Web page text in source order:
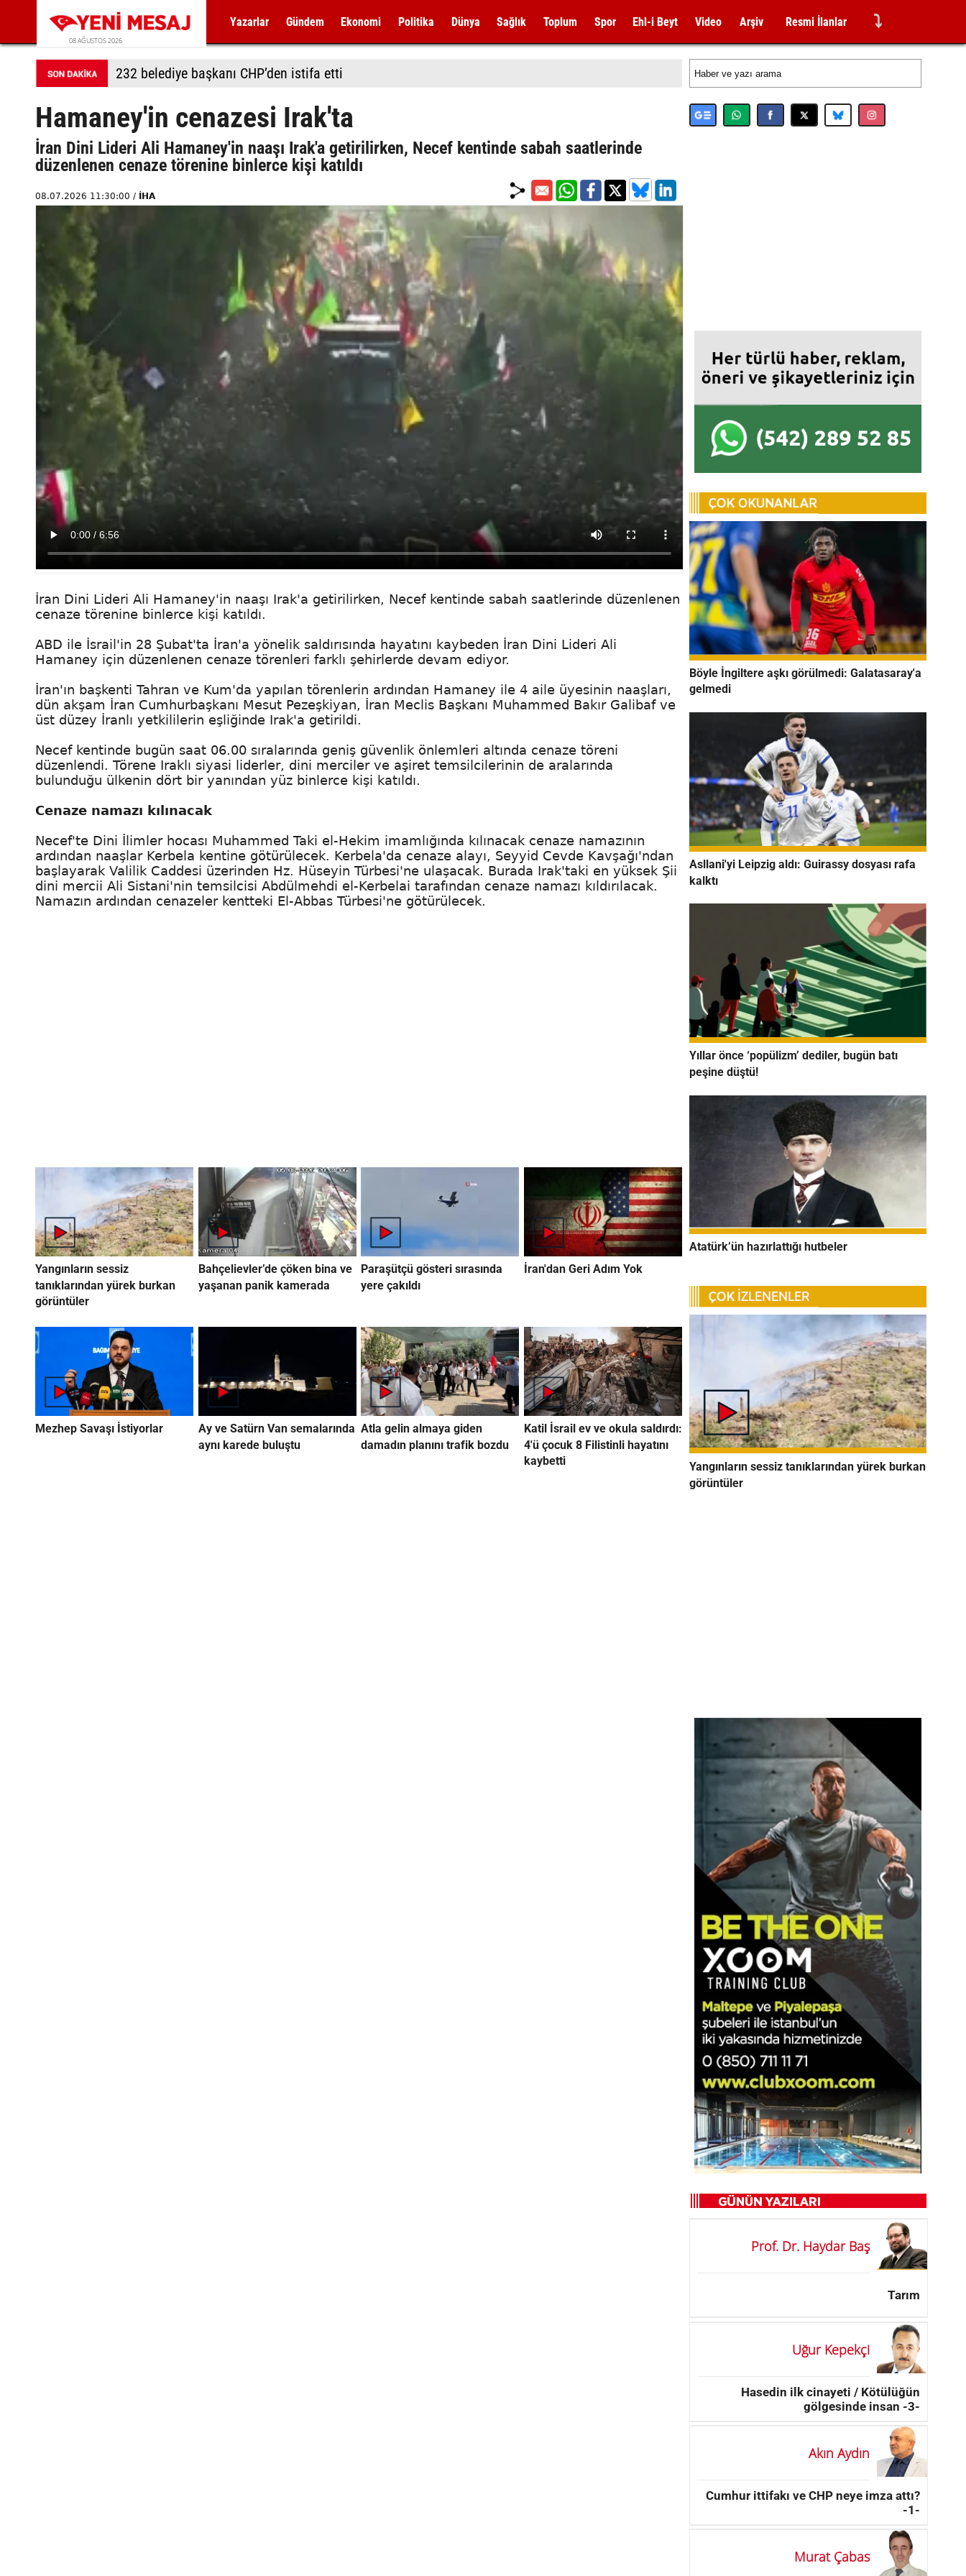
08 AĞUSTOS 2026
Yazarlar Gündem Ekonomi Politika Dünya Sağlık Toplum Spor Ehl-i Beyt Video Arşiv Resmi İlanlar ⤵
232 belediye başkanı CHP’den istifa etti
Hamaney'in cenazesi Irak'ta
İran Dini Lideri Ali Hamaney'in naaşı Irak'a getirilirken, Necef kentinde sabah saatlerinde
düzenlenen cenaze törenine binlerce kişi katıldı
08.07.2026 11:30:00 / İHA
İran Dini Lideri Ali Hamaney'in naaşı Irak'a getirilirken, Necef kentinde sabah saatlerinde düzenlenen
cenaze törenine binlerce kişi katıldı.
ABD ile İsrail'in 28 Şubat'ta İran'a yönelik saldırısında hayatını kaybeden İran Dini Lideri Ali
Hamaney için düzenlenen cenaze törenleri farklı şehirlerde devam ediyor.
İran'ın başkenti Tahran ve Kum'da yapılan törenlerin ardından Hamaney ile 4 aile üyesinin naaşları,
dün akşam İran Cumhurbaşkanı Mesut Pezeşkiyan, İran Meclis Başkanı Muhammed Bakır Galibaf ve
üst düzey İranlı yetkililerin eşliğinde Irak'a getirildi.
Necef kentinde bugün saat 06.00 sıralarında geniş güvenlik önlemleri altında cenaze töreni
düzenlendi. Törene Iraklı siyasi liderler, dini merciler ve aşiret temsilcilerinin de aralarında
bulunduğu ülkenin dört bir yanından yüz binlerce kişi katıldı.
Cenaze namazı kılınacak
Necef'te Dini İlimler hocası Muhammed Taki el-Hekim imamlığında kılınacak cenaze namazının
ardından naaşlar Kerbela kentine götürülecek. Kerbela'da cenaze alayı, Seyyid Cevde Kavşağı'ndan
başlayarak Valilik Caddesi üzerinden Hz. Hüseyin Türbesi'ne ulaşacak. Burada Irak'taki en yüksek Şii
dini mercii Ali Sistani'nin temsilcisi Abdülmehdi el-Kerbelai tarafından cenaze namazı kıldırılacak.
Namazın ardından cenazeler kentteki El-Abbas Türbesi'ne götürülecek.
Yangınların sessiz
tanıklarından yürek burkan
görüntüler
Bahçelievler’de çöken bina ve
yaşanan panik kamerada
Paraşütçü gösteri sırasında
yere çakıldı
İran'dan Geri Adım Yok
Mezhep Savaşı İstiyorlar
Ay ve Satürn Van semalarında
aynı karede buluştu
Atla gelin almaya giden
damadın planını trafik bozdu
Katil İsrail ev ve okula saldırdı:
4'ü çocuk 8 Filistinli hayatını
kaybetti
Böyle İngiltere aşkı görülmedi: Galatasaray'a
gelmedi
Asllani'yi Leipzig aldı: Guirassy dosyası rafa
kalktı
Yıllar önce ‘popülizm’ dediler, bugün batı
peşine düştü!
Atatürk’ün hazırlattığı hutbeler
Yangınların sessiz tanıklarından yürek burkan
görüntüler
Prof. Dr. Haydar Baş
Tarım
Uğur Kepekçi
Hasedin ilk cinayeti / Kötülüğün
gölgesinde insan -3-
Akın Aydın
Cumhur ittifakı ve CHP neye imza attı?
-1-
Murat Çabas